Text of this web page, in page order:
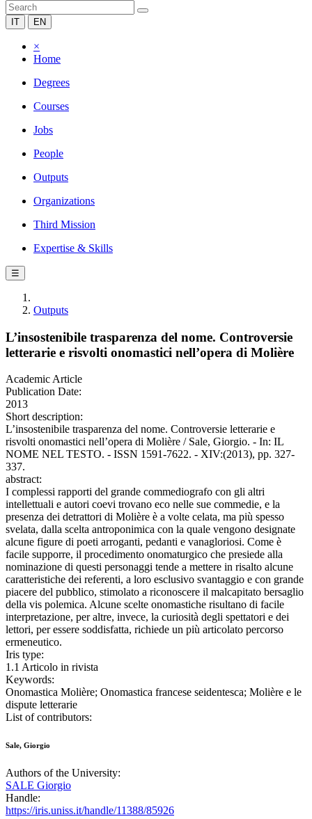
IT EN
×
Home
Degrees
Courses
Jobs
People
Outputs
Organizations
Third Mission
Expertise & Skills
☰
Outputs
L’insostenibile trasparenza del nome. Controversie
letterarie e risvolti onomastici nell’opera di Molière
Academic Article
Publication Date:
2013
Short description:
L’insostenibile trasparenza del nome. Controversie letterarie e
risvolti onomastici nell’opera di Molière / Sale, Giorgio. - In: IL
NOME NEL TESTO. - ISSN 1591-7622. - XIV:(2013), pp. 327-
337.
abstract:
I complessi rapporti del grande commediografo con gli altri
intellettuali e autori coevi trovano eco nelle sue commedie, e la
presenza dei detrattori di Molière è a volte celata, ma più spesso
svelata, dalla scelta antroponimica con la quale vengono designate
alcune figure di poeti arroganti, pedanti e vanagloriosi. Come è
facile supporre, il procedimento onomaturgico che presiede alla
nominazione di questi personaggi tende a mettere in risalto alcune
caratteristiche dei referenti, a loro esclusivo svantaggio e con grande
piacere del pubblico, stimolato a riconoscere il malcapitato bersaglio
della vis polemica. Alcune scelte onomastiche risultano di facile
interpretazione, per altre, invece, la curiosità degli spettatori e dei
lettori, per essere soddisfatta, richiede un più articolato percorso
ermeneutico.
Iris type:
1.1 Articolo in rivista
Keywords:
Onomastica Molière; Onomastica francese seidentesca; Molière e le
dispute letterarie
List of contributors:
Sale, Giorgio
Authors of the University:
SALE Giorgio
Handle:
https://iris.uniss.it/handle/11388/85926